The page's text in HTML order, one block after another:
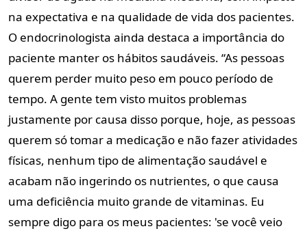
na expectativa e na qualidade de vida dos pacientes.
O endocrinologista ainda destaca a importância do
paciente manter os hábitos saudáveis. “As pessoas
querem perder muito peso em pouco período de
tempo. A gente tem visto muitos problemas
justamente por causa disso porque, hoje, as pessoas
querem só tomar a medicação e não fazer atividades
físicas, nenhum tipo de alimentação saudável e
acabam não ingerindo os nutrientes, o que causa
uma deficiência muito grande de vitaminas. Eu
sempre digo para os meus pacientes: 'se você veio